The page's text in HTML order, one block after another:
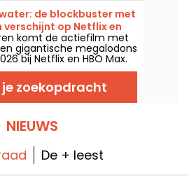
de blockbuster met
op Netflix en
komt de actiefilm met
gigantische megalodons
bij Netflix en HBO Max.
zoekopdracht
NIEUWS
De + leest